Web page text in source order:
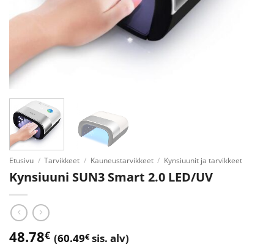
Etusivu / Tarvikkeet / Kauneustarvikkeet / Kynsiuunit ja tarvikkeet
Kynsiuuni SUN3 Smart 2.0 LED/UV
48.78€ (60.49€sis. alv)